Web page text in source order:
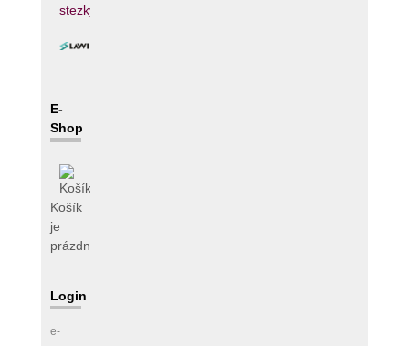
E-
Shop
Košík
je
prázdný
Login
e-